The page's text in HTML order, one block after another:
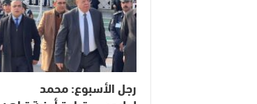
رجل الأسبوع: محمد